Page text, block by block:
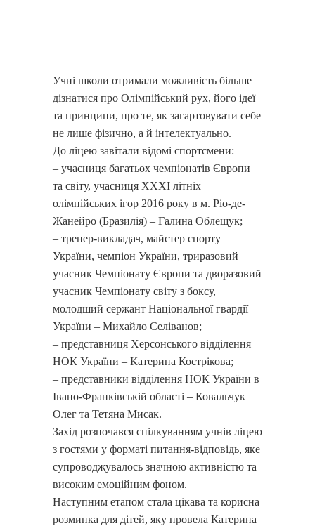
Учні школи отримали можливість більше
дізнатися про Олімпійський рух, його ідеї
та принципи, про те, як загартовувати себе
не лише фізично, а й інтелектуально.
До ліцею завітали відомі спортсмени:
– учасниця багатьох чемпіонатів Європи
та світу, учасниця ХХХІ літніх
олімпійських ігор 2016 року в м. Ріо-де-
Жанейро (Бразилія) – Галина Облещук;
– тренер-викладач, майстер спорту
України, чемпіон України, триразовий
учасник Чемпіонату Європи та дворазовий
учасник Чемпіонату світу з боксу,
молодший сержант Національної гвардії
України – Михайло Селіванов;
– представниця Херсонського відділення
НОК України – Катерина Кострікова;
– представники відділення НОК України в
Івано-Франківській області – Ковальчук
Олег та Тетяна Мисак.
Захід розпочався спілкуванням учнів ліцею
з гостями у форматі питання-відповідь, яке
супроводжувалось значною активністю та
високим емоційним фоном.
Наступним етапом стала цікава та корисна
розминка для дітей, яку провела Катерина